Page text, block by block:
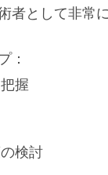
者として非常
：
握
検討